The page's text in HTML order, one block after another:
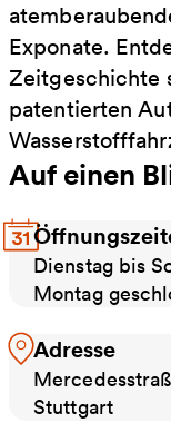
Exponate.
Zeitgeschichte
patentierten
Auf einen
Dienstag bis
Montag
Adresse
Stuttgart